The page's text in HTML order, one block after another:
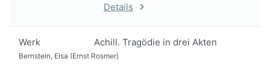
Details
Werk Achill. Tragödie in drei Akten
Bernstein, Elsa (Ernst Rosmer)